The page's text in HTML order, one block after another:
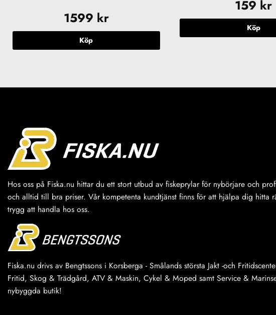
1599 kr
Köp
159 kr
Köp
Hos oss på Fiska.nu hittar du ett stort utbud av fiskeprylar för nybörjare och
och alltid till bra priser. Vår kompetenta kundtjänst finns för att hjälpa dig hitta
trygg att handla hos oss.
Fiska.nu drivs av Bengtssons i Korsberga - Smålands största Jakt -och
Fritid, Skog & Trädgård, ATV & Maskin, Cykel & Moped samt Service &
nybyggda butik!